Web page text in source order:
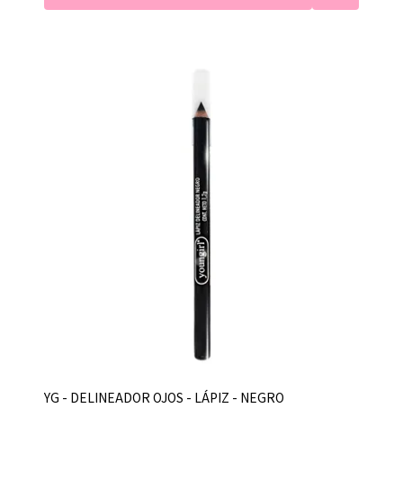
YG - DELINEADOR OJOS - LÁPIZ - NEGRO